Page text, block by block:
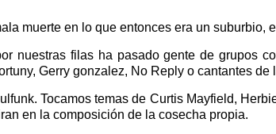
muerte en lo que entonces era un suburbio,
nuestras filas ha pasado gente de grupos
Gerry gonzalez, No Reply o cantantes
Tocamos temas de Curtis Mayfield,
en la composición de la cosecha propia.